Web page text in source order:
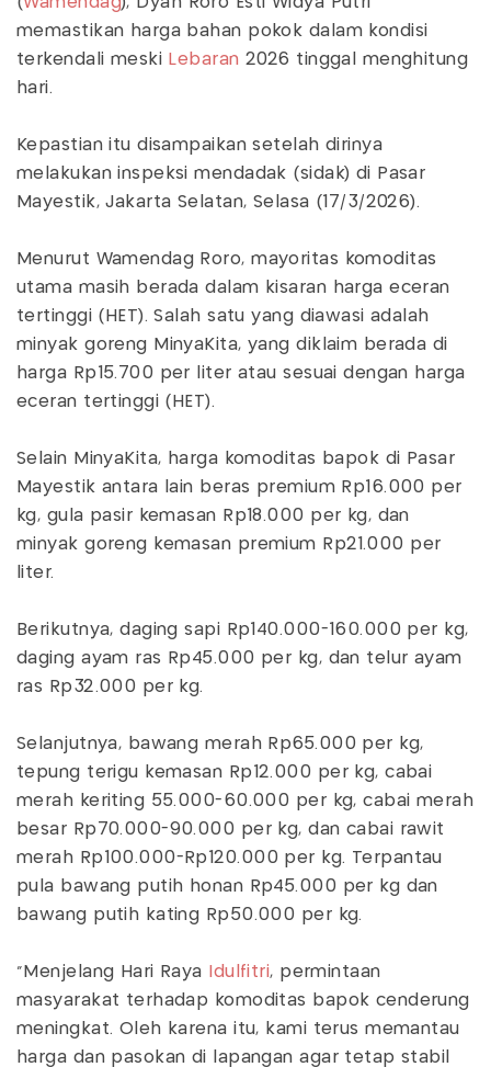
memastikan harga bahan pokok dalam kondisi
terkendali meski Lebaran 2026 tinggal menghitung
hari.
Kepastian itu disampaikan setelah dirinya
melakukan inspeksi mendadak (sidak) di Pasar
Mayestik, Jakarta Selatan, Selasa (17/3/2026).
Menurut Wamendag Roro, mayoritas komoditas
utama masih berada dalam kisaran harga eceran
tertinggi (HET). Salah satu yang diawasi adalah
minyak goreng MinyaKita, yang diklaim berada di
harga Rp15.700 per liter atau sesuai dengan harga
eceran tertinggi (HET).
Selain MinyaKita, harga komoditas bapok di Pasar
Mayestik antara lain beras premium Rp16.000 per
kg, gula pasir kemasan Rp18.000 per kg, dan
minyak goreng kemasan premium Rp21.000 per
liter.
Berikutnya, daging sapi Rp140.000-160.000 per kg,
daging ayam ras Rp45.000 per kg, dan telur ayam
ras Rp32.000 per kg.
Selanjutnya, bawang merah Rp65.000 per kg,
tepung terigu kemasan Rp12.000 per kg, cabai
merah keriting 55.000-60.000 per kg, cabai merah
besar Rp70.000-90.000 per kg, dan cabai rawit
merah Rp100.000-Rp120.000 per kg. Terpantau
pula bawang putih honan Rp45.000 per kg dan
bawang putih kating Rp50.000 per kg.
“Menjelang Hari Raya Idulfitri, permintaan
masyarakat terhadap komoditas bapok cenderung
meningkat. Oleh karena itu, kami terus memantau
harga dan pasokan di lapangan agar tetap stabil